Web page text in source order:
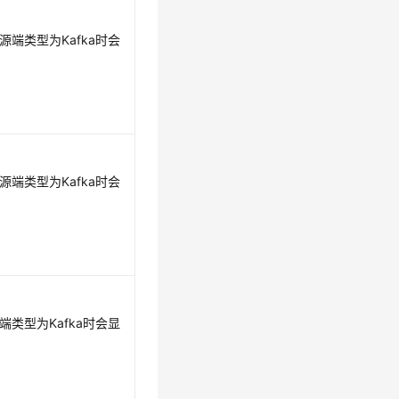
端类型为Kafka时会
端类型为Kafka时会
类型为Kafka时会显